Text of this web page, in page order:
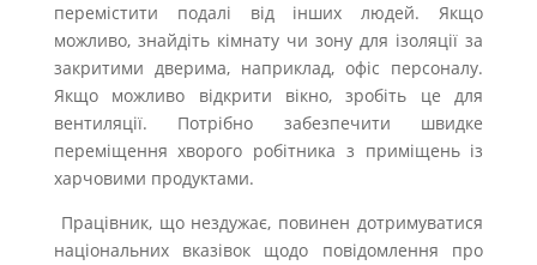
перемістити подалі від інших людей. Якщо
можливо, знайдіть кімнату чи зону для ізоляції за
закритими дверима, наприклад, офіс персоналу.
Якщо можливо відкрити вікно, зробіть це для
вентиляції. Потрібно забезпечити швидке
переміщення хворого робітника з приміщень із
харчовими продуктами.
Працівник, що нездужає, повинен дотримуватися
національних вказівок щодо повідомлення про